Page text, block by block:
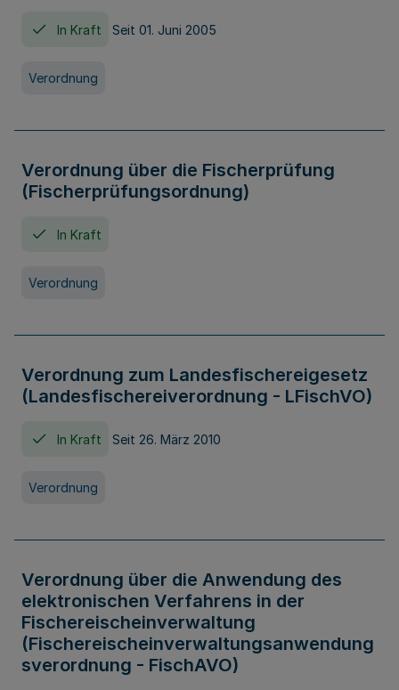
In Kraft Seit 01. Juni 2005
Verordnung
Verordnung über die Fischerprüfung
(Fischerprüfungsordnung)
In Kraft
Verordnung
Verordnung zum Landesfischereigesetz
(Landesfischereiverordnung - LFischVO)
In Kraft Seit 26. März 2010
Verordnung
Verordnung über die Anwendung des
elektronischen Verfahrens in der
Fischereischeinverwaltung
(Fischereischeinverwaltungsanwendung
sverordnung - FischAVO)